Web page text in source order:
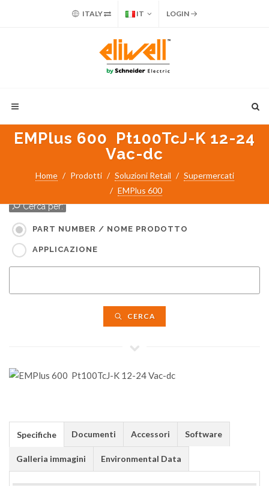
ITALY IT LOGIN
EMPlus 600 Pt100TcJ-K 12-24
Vac-dc
Home Prodotti Soluzioni Retail
Supermercati
EMPlus 600
Cerca per:
PART NUMBER / NOME PRODOTTO
APPLICAZIONE
CERCA
Specifiche Documenti Accessori Software
Galleria immagini Environmental Data